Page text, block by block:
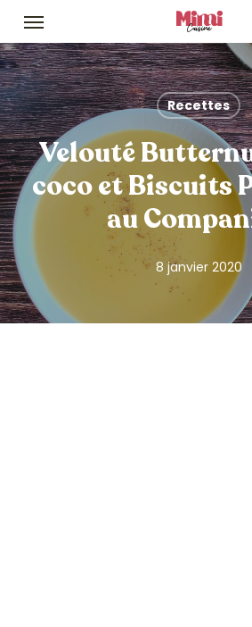
Skip
main
content
Menu
Recettes
Velouté
coco et Biscuits
au
8 janvier 2020